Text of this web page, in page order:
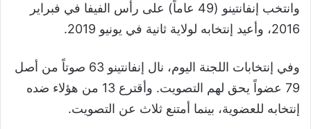
وانتخب إنفانتينو (49 عاماً) على رأس الفيفا في فبراير
2016، وأعيد إنتخابه لولاية ثانية في يونيو 2019.
وفي إنتخابات اللجنة اليوم، نال إنفانتينو 63 صوتاً من أصل
79 عضواً يحق لهم التصويت. وأقترع 13 من هؤلاء ضده
إنتخابه للعضوية، بينما أمتنع ثلاث عن التصويت.